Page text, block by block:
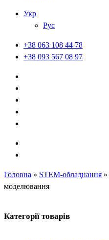
Укр
Рус
+38 063 108 44 78
+38 093 567 08 97
Головна » STEM-обладнання »
моделювання​
Категорії товарів